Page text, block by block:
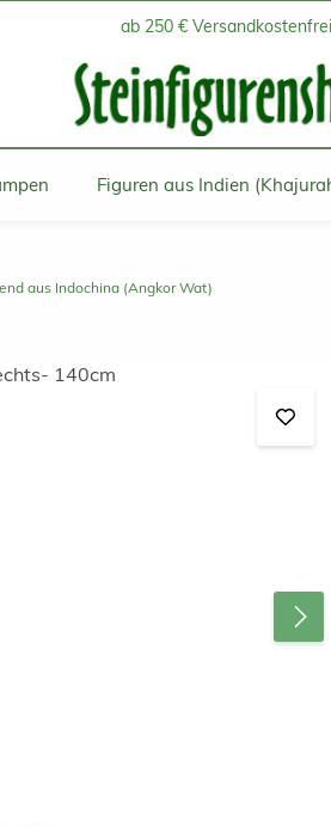
ab 250 €
Figuren aus Indien
aus Indochina (Angkor Wat)